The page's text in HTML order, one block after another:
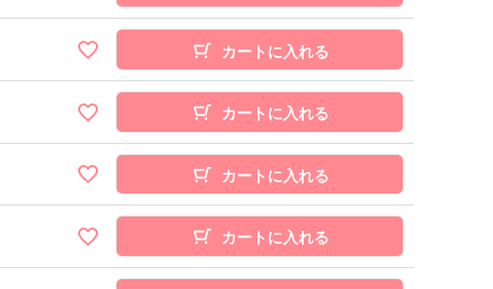
カートに入れる
カートに入れる
カートに入れる
カートに入れる